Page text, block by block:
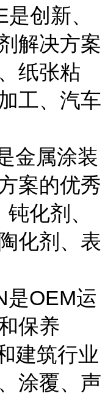
创新、
解决方案
纸张粘
工、汽车
金属涂装
案的优秀
化剂、
化剂、表
是OEM运
保养
建筑行业
涂覆、声